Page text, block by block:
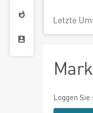
Letzte
Loggen Sie